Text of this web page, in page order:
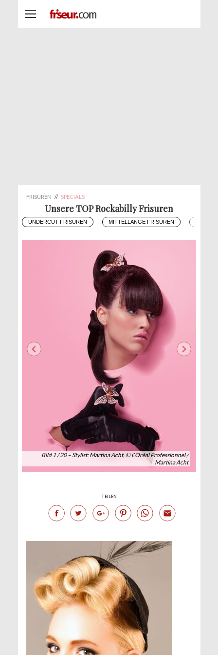
FRISUREN // SPECIALS
Unsere TOP Rockabilly Frisuren
UNDERCUT FRISUREN MITTELLANGE FRISUREN
Bild 1 / 20 – Stylist: Martina Acht, © L‘Oréal Professionnel /
Martina Acht
TEILEN